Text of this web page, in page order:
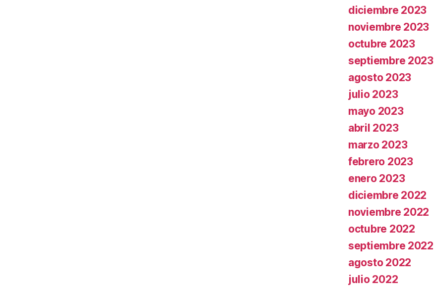
diciembre 2023
noviembre 2023
octubre 2023
septiembre 2023
agosto 2023
julio 2023
mayo 2023
abril 2023
marzo 2023
febrero 2023
enero 2023
diciembre 2022
noviembre 2022
octubre 2022
septiembre 2022
agosto 2022
julio 2022